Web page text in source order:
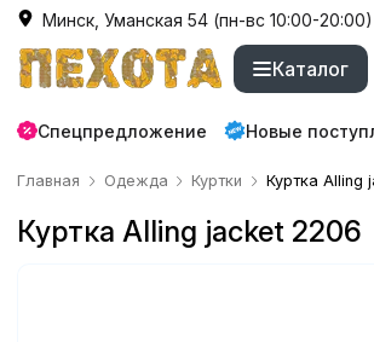
Минск, Уманская 54 (пн-вс 10:00-20:00)
Каталог
Спецпредложение Новые
Главная Одежда Куртки Куртка Alling
Куртка Alling jacket 2206